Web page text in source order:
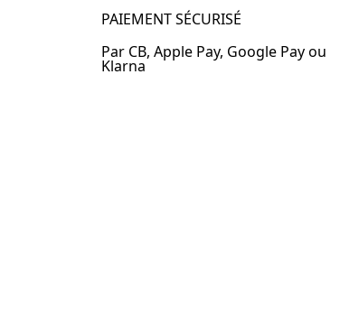
PAIEMENT SÉCURISÉ
Par CB, Apple Pay, Google Pay ou
Klarna